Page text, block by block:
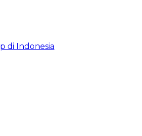
di Indonesia